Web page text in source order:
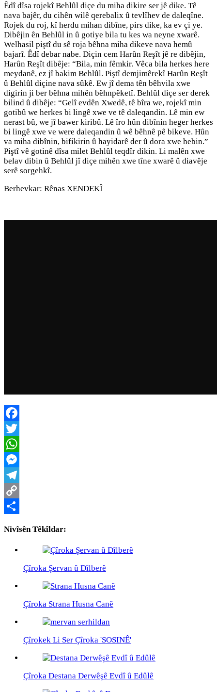
Êdî dîsa rojekî Behlûl diçe du miha dikire ser jê dike. Tê
nava bajêr, du cihên wilê qerebalix û tevlîhev de daleqîne.
Rojek du roj, kî herdu mihan dibîne, pirs dike, ka ev çi ye.
Dibêjin ên Behlûl in û gotiye bila tu kes wa neyne xwarê.
Welhasil piştî du sê roja bêhna miha dikeve nava hemû
bajarî. Êdî debar nabe. Diçin cem Harûn Reşît jê re dibêjin,
Harûn Reşît dibêje: “Bila, min fêmkir. Vêca bila herkes here
meydanê, ez jî bakim Behlûl. Piştî demjimêrekî Harûn Reşît
û Behlûl diçine nava sûkê. Ew jî dema tên bêhvila xwe
digirin ji ber bêhna mihên bêhnpêketî. Behlûl diçe ser derek
bilind û dibêje: “Gelî evdên Xwedê, tê bîra we, rojekî min
gotibû we herkes bi lingê xwe ve tê daleqandin. Lê min ew
nerast bû, we jî bawer kiribû. Lê îro hûn dibînin heger herkes
bi lingê xwe ve were daleqandin û wê bêhnê pê bikeve. Hûn
va miha dibînin, bifikirin û hayidarê der û dora xwe hebin.”
Piştî vê gotinê dîsa milet Behlûl teqdîr dikin. Li malên xwe
belav dibin û Behlûl jî diçe mihên xwe tîne xwarê û diavêje
serê sorgehkî.
Berhevkar: Rênas XENDEKÎ
Facebook
Twitter
WhatsApp
Messenger
Telegram
Copy
Nivîsên Têkîldar:
Çîroka Şervan û Dîlberê
Çîroka Strana Husna Canê
Çîrokek Li Ser Çîroka 'SOSINÊ'
Çîroka Destana Derwêşê Evdî û Edûlê